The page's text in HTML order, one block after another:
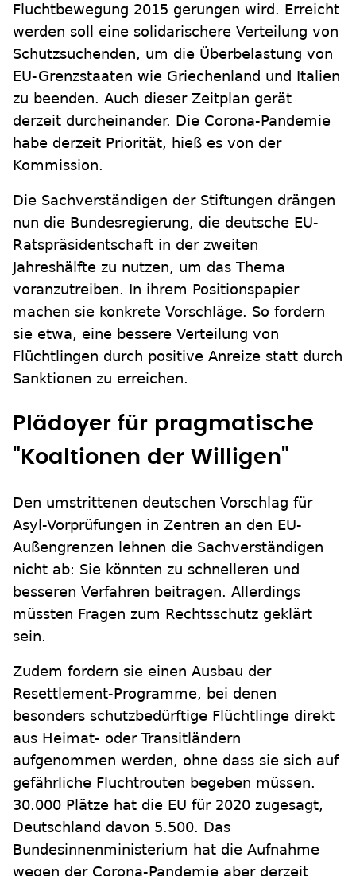
Fluchtbewegung 2015 gerungen wird. Erreicht
werden soll eine solidarischere Verteilung von
Schutzsuchenden, um die Überbelastung von
EU-Grenzstaaten wie Griechenland und Italien
zu beenden. Auch dieser Zeitplan gerät
derzeit durcheinander. Die Corona-Pandemie
habe derzeit Priorität, hieß es von der
Kommission.
Die Sachverständigen der Stiftungen drängen
nun die Bundesregierung, die deutsche EU-
Ratspräsidentschaft in der zweiten
Jahreshälfte zu nutzen, um das Thema
voranzutreiben. In ihrem Positionspapier
machen sie konkrete Vorschläge. So fordern
sie etwa, eine bessere Verteilung von
Flüchtlingen durch positive Anreize statt durch
Sanktionen zu erreichen.
Plädoyer für pragmatische
"Koaltionen der Willigen"
Den umstrittenen deutschen Vorschlag für
Asyl-Vorprüfungen in Zentren an den EU-
Außengrenzen lehnen die Sachverständigen
nicht ab: Sie könnten zu schnelleren und
besseren Verfahren beitragen. Allerdings
müssten Fragen zum Rechtsschutz geklärt
sein.
Zudem fordern sie einen Ausbau der
Resettlement-Programme, bei denen
besonders schutzbedürftige Flüchtlinge direkt
aus Heimat- oder Transitländern
aufgenommen werden, ohne dass sie sich auf
gefährliche Fluchtrouten begeben müssen.
30.000 Plätze hat die EU für 2020 zugesagt,
Deutschland davon 5.500. Das
Bundesinnenministerium hat die Aufnahme
wegen der Corona-Pandemie aber derzeit